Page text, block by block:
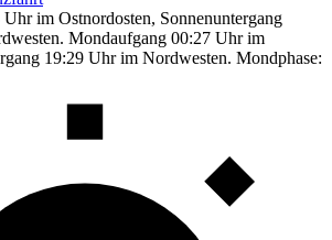
im Ostnordosten, Sonnenuntergang
Mondaufgang 00:27 Uhr im
19:29 Uhr im Nordwesten. Mondphase: